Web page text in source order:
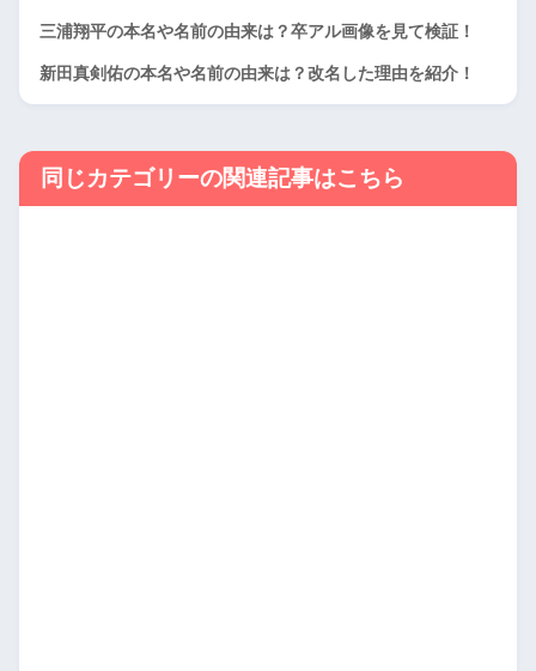
三浦翔平の本名や名前の由来は？卒アル画像を見て検証！
新田真剣佑の本名や名前の由来は？改名した理由を紹介！
同じカテゴリーの関連記事はこちら